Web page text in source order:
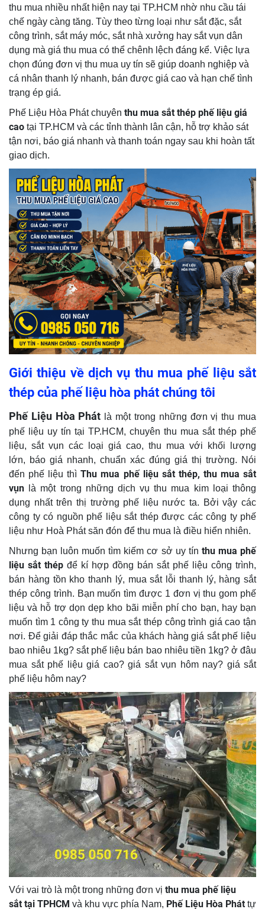
thu mua nhiều nhất hiện nay tại TP.HCM nhờ nhu cầu tái
chế ngày càng tăng. Tùy theo từng loại như sắt đặc, sắt
công trình, sắt máy móc, sắt nhà xưởng hay sắt vụn dân
dụng mà giá thu mua có thể chênh lệch đáng kể. Việc lựa
chọn đúng đơn vị thu mua uy tín sẽ giúp doanh nghiệp và
cá nhân thanh lý nhanh, bán được giá cao và hạn chế tình
trạng ép giá.
Phế Liệu Hòa Phát chuyên thu mua sắt thép phế liệu giá
cao tại TP.HCM và các tỉnh thành lân cận, hỗ trợ khảo sát
tận nơi, báo giá nhanh và thanh toán ngay sau khi hoàn tất
giao dịch.
Giới thiệu về dịch vụ thu mua phế liệu sắt
thép của phế liệu hòa phát chúng tôi
Phế Liệu Hòa Phát là một trong những đơn vị thu mua
phế liệu uy tín tại TP.HCM, chuyên thu mua sắt thép phế
liệu, sắt vụn các loại giá cao, thu mua với khối lượng
lớn, báo giá nhanh, chuẩn xác đúng giá thị trường. Nói
đến phế liệu thìThu mua phế liệu sắt thép, thu mua sắt
vụn là một trong những dịch vụ thu mua kim loại thông
dụng nhất trên thị trường phế liệu nước ta. Bởi vậy các
công ty có nguồn phế liệu sắt thép được các công ty phế
liệu như Hoà Phát săn đón để thu mua là điều hiển nhiên.
Nhưng bạn luôn muốn tìm kiếm cơ sở uy tín thu mua phế
liệu sắt thép để kí hợp đồng bán sắt phế liệu công trình,
bán hàng tồn kho thanh lý, mua sắt lỗi thanh lý, hàng sắt
thép công trình. Bạn muốn tìm được 1 đơn vị thu gom phế
liệu và hỗ trợ dọn dẹp kho bãi miễn phí cho bạn, hay bạn
muốn tìm 1 công ty thu mua sắt thép công trình giá cao tận
nơi. Để giải đáp thắc mắc của khách hàng giá sắt phế liệu
bao nhiêu 1kg? sắt phế liệu bán bao nhiêu tiền 1kg? ở đâu
mua sắt phế liệu giá cao? giá sắt vụn hôm nay? giá sắt
phế liệu hôm nay?
Với vai trò là một trong những đơn vị thu mua phế liệu
sắt tại TPHCM và khu vực phía Nam, Phế Liệu Hòa Phát tự